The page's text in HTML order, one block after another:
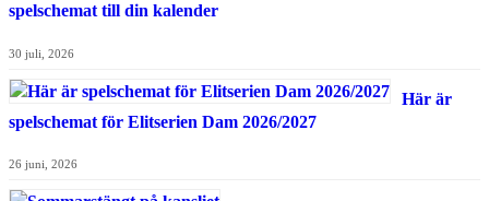
spelschemat till din kalender
30 juli, 2026
Här är
spelschemat för Elitserien Dam 2026/2027
26 juni, 2026